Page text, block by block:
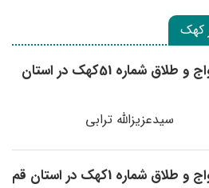
کهک
دفتر ازدواج و طلاق شماره 51کهک در استان
سیدعزیزالله ترابی
شماره 1کهک در استان قم